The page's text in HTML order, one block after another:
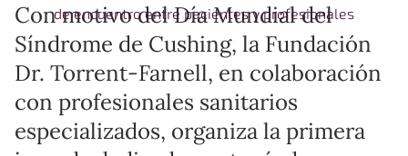
de encuentro entre pacientes y profesionales
Con motivo del Día Mundial del
Síndrome de Cushing, la Fundación
Dr. Torrent-Farnell, en colaboración
con profesionales sanitarios
especializados, organiza la primera